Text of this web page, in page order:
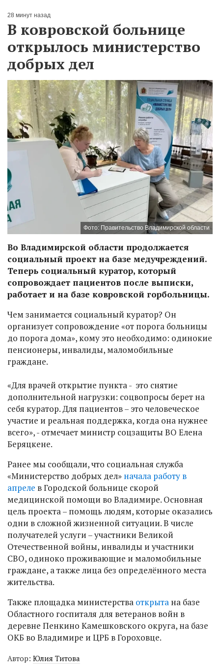
28 минут назад
В ковровской больнице
открылось министерство
добрых дел
Фото: Правительство Владимирской области
Во Владимирской области продолжается
социальный проект на базе медучреждений.
Теперь социальный куратор, который
сопровождает пациентов после выписки,
работает и на базе ковровской горбольницы.
Чем занимается социальный куратор? Он
организует сопровождение «от порога больницы
до порога дома», кому это необходимо: одинокие
пенсионеры, инвалиды, маломобильные
граждане.
«Для врачей открытие пункта - это снятие
дополнительной нагрузки: соцвопросы берет на
себя куратор. Для пациентов – это человеческое
участие и реальная поддержка, когда она нужнее
всего», - отмечает министр соцзащиты ВО Елена
Беряцкене.
Ранее мы сообщали, что социальная служба
«Министерство добрых дел» начала работу в
апреле в Городской больнице скорой
медицинской помощи во Владимире. Основная
цель проекта – помощь людям, которые оказались
одни в сложной жизненной ситуации. В числе
получателей услуги – участники Великой
Отечественной войны, инвалиды и участники
СВО, одиноко проживающие и маломобильные
граждане, а также лица без определённого места
жительства.
Также площадка министерства открыта на базе
Областного госпиталя для ветеранов войн в
деревне Пенкино Камешковского округа, на базе
ОКБ во Владимире и ЦРБ в Гороховце.
Автор: Юлия Титова